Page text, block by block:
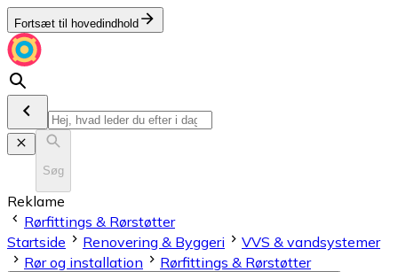
Fortsæt til hovedindhold
Søg
Reklame
Rørfittings & Rørstøtter
Startside
Renovering & Byggeri
VVS & vandsystemer
Rør og installation
Rørfittings & Rørstøtter